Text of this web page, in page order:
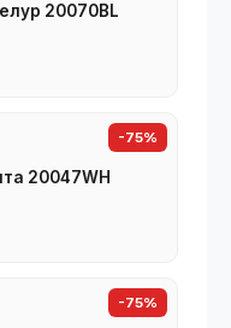
20070BL
-75%
20047WH
-75%